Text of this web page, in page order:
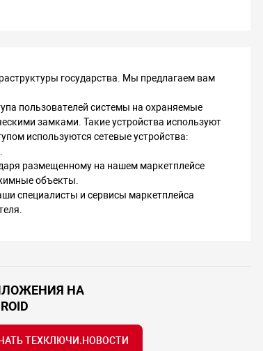
государства. Мы предлагаем вам
пользователей системы на охраняемые
замками. Такие устройства используют
используются сетевые устройства:
размещенному на нашем маркетплейсе
объекты.
специалисты и сервисы маркетплейса
НА
ТЕХКЛЮЧИ.НОВОСТИ